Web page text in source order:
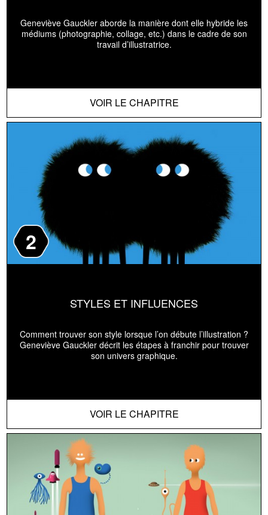
Geneviève Gauckler aborde la manière dont elle hybride les
médiums (photographie, collage, etc.) dans le cadre de son
travail d’illustratrice.
VOIR LE CHAPITRE
2
STYLES ET INFLUENCES
Comment trouver son style lorsque l’on débute l’illustration ?
Geneviève Gauckler décrit les étapes à franchir pour trouver
son univers graphique.
VOIR LE CHAPITRE